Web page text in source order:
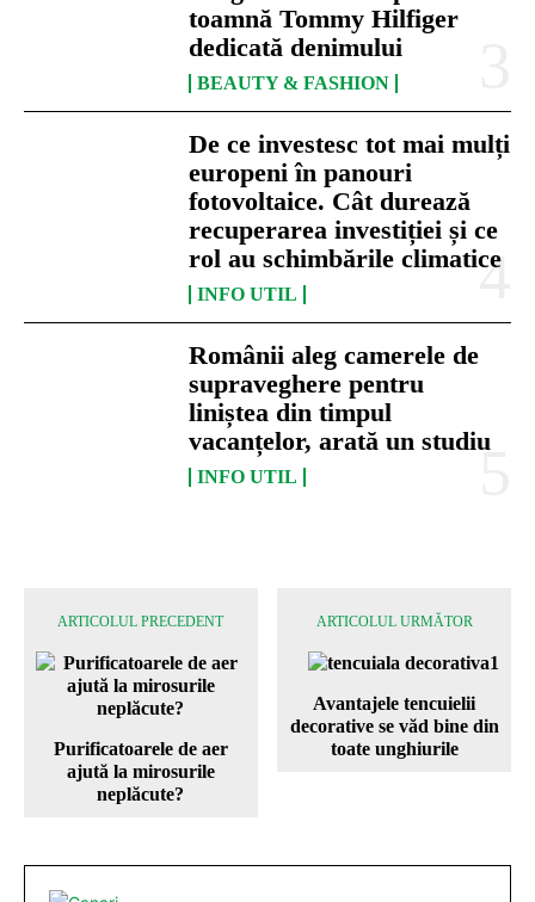
toamnă Tommy Hilfiger
dedicată denimului
BEAUTY & FASHION
De ce investesc tot mai mulți
europeni în panouri
fotovoltaice. Cât durează
recuperarea investiției și ce
rol au schimbările climatice
INFO UTIL
Românii aleg camerele de
supraveghere pentru
liniștea din timpul
vacanțelor, arată un studiu
INFO UTIL
ARTICOLUL PRECEDENT
Purificatoarele de aer
ajută la mirosurile
neplăcute?
ARTICOLUL URMĂTOR
Avantajele tencuielii
decorative se văd bine din
toate unghiurile